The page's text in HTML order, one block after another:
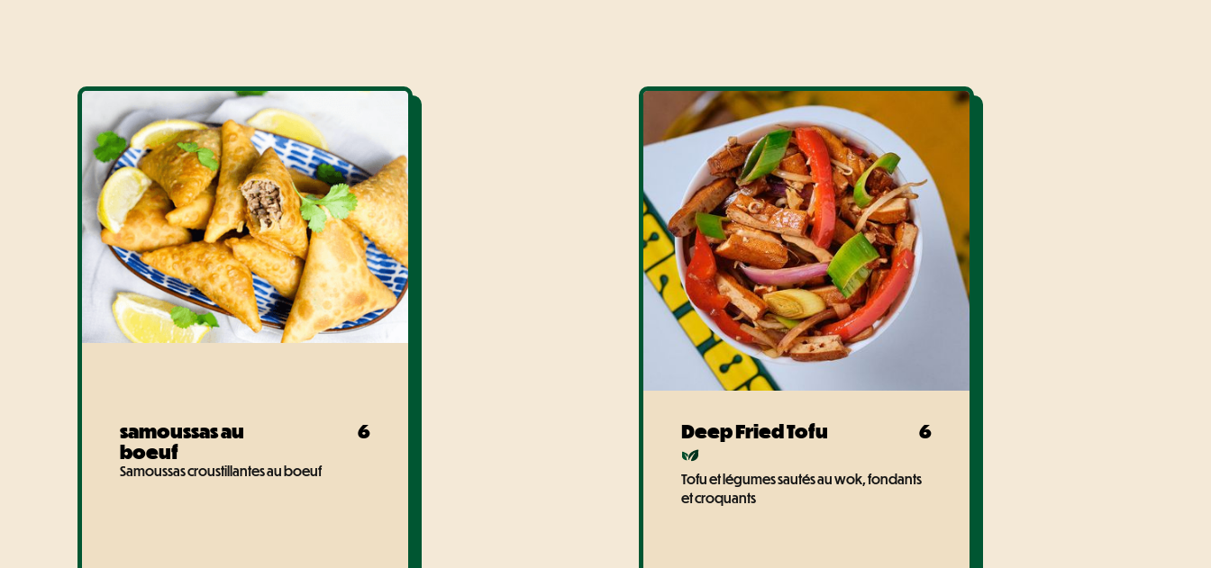
samoussas au
boeuf
6
Samoussas croustillantes au boeuf
Deep Fried Tofu 6
Tofu et légumes sautés au wok, fondants
et croquants